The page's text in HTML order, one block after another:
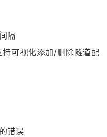
隔
可视化添加/删除隧道配
错误